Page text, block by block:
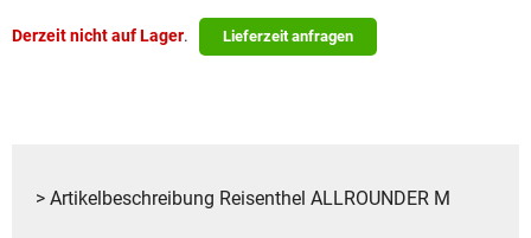
Derzeit nicht auf Lager. Lieferzeit anfragen
> Artikelbeschreibung Reisenthel ALLROUNDER M